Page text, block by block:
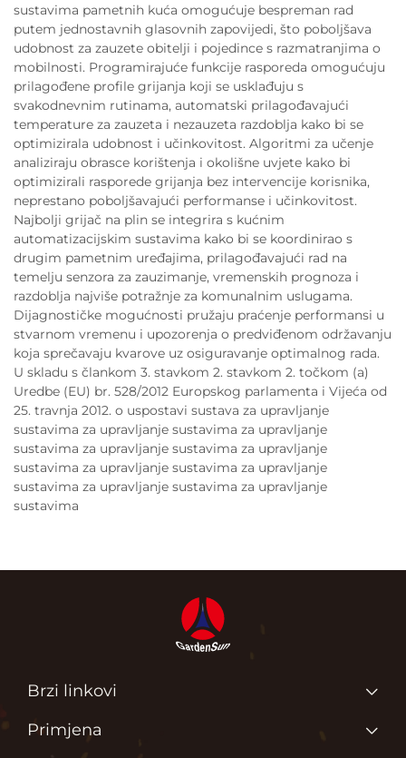
sustavima pametnih kuća omogućuje bespreman rad
putem jednostavnih glasovnih zapovijedi, što poboljšava
udobnost za zauzete obitelji i pojedince s razmatranjima o
mobilnosti. Programirajuće funkcije rasporeda omogućuju
prilagođene profile grijanja koji se usklađuju s
svakodnevnim rutinama, automatski prilagođavajući
temperature za zauzeta i nezauzeta razdoblja kako bi se
optimizirala udobnost i učinkovitost. Algoritmi za učenje
analiziraju obrasce korištenja i okolišne uvjete kako bi
optimizirali rasporede grijanja bez intervencije korisnika,
neprestano poboljšavajući performanse i učinkovitost.
Najbolji grijač na plin se integrira s kućnim
automatizacijskim sustavima kako bi se koordinirao s
drugim pametnim uređajima, prilagođavajući rad na
temelju senzora za zauzimanje, vremenskih prognoza i
razdoblja najviše potražnje za komunalnim uslugama.
Dijagnostičke mogućnosti pružaju praćenje performansi u
stvarnom vremenu i upozorenja o predviđenom održavanju
koja sprečavaju kvarove uz osiguravanje optimalnog rada.
U skladu s člankom 3. stavkom 2. stavkom 2. točkom (a)
Uredbe (EU) br. 528/2012 Europskog parlamenta i Vijeća od
25. travnja 2012. o uspostavi sustava za upravljanje
sustavima za upravljanje sustavima za upravljanje
sustavima za upravljanje sustavima za upravljanje
sustavima za upravljanje sustavima za upravljanje
sustavima za upravljanje sustavima za upravljanje
sustavima
Brzi linkovi
Glavna stranica
Primjena